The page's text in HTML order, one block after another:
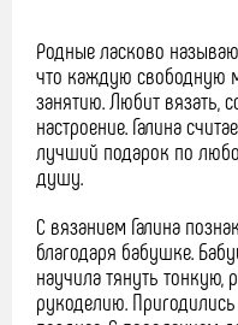
Родные ласково
что каждую свободную
занятию. Любит вязать,
настроение. Галина
лучший подарок по
душу.
С вязанием Галина
благодаря бабушке.
научила тянуть
рукоделию.